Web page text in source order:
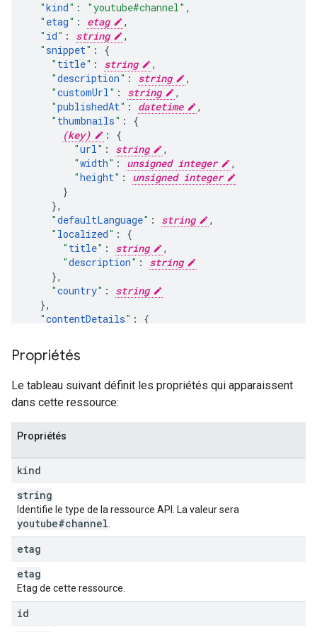
"kind" : "youtube#channel" ,
" etag" : etag
,
" id" : string
,
"snippet" :
" title" : string
,
"description" : string
,
"customUrl" : string
,
"publishedAt" : datetime
,
" thumbnails" :
(key)
:
"url" : string
,
"width" : unsigned integer
,
"height" :
unsigned integer
},
"defaultLanguage" : string
,
" localized" :
" title" : string
,
"description" :
string
},
"country" :
string
},
"contentDetails" :
" likes
"favorites
},
"viewCount
"topicDetails
"topicIds": [
string
]
},
Propriétés
Le tableau suivant définit les propriétés qui apparaissent
dans cette ressource:
Propriétés
kind
string
Identifie le type de la ressource API. La valeur sera
youtube#channel
etag
etag
Etag de cette ressource.
id